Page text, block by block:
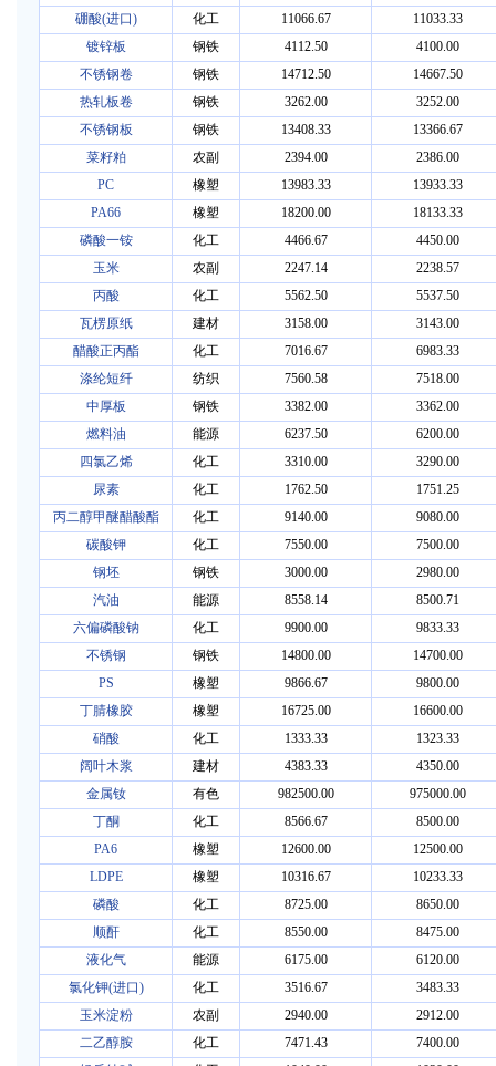
硼酸(进口)
化工 11066.67
11033.33
镀锌板
钢铁 4112.50
4100.00
不锈钢卷
钢铁 14712.50
14667.50
热轧板卷
钢铁 3262.00
3252.00
不锈钢板
钢铁 13408.33
13366.67
菜籽粕
农副 2394.00
2386.00
PC
橡塑 13983.33
13933.33
PA66
橡塑 18200.00
18133.33
磷酸一铵
化工 4466.67
4450.00
玉米
农副 2247.14
2238.57
丙酸
化工 5562.50
5537.50
瓦楞原纸
建材 3158.00
3143.00
醋酸正丙酯
化工 7016.67
6983.33
涤纶短纤
纺织 7560.58
7518.00
中厚板
钢铁 3382.00
3362.00
燃料油
能源 6237.50
6200.00
四氯乙烯
化工 3310.00
3290.00
尿素
化工 1762.50
1751.25
丙二醇甲醚醋酸酯
化工 9140.00
9080.00
碳酸钾
化工 7550.00
7500.00
钢坯
钢铁 3000.00
2980.00
汽油
能源 8558.14
8500.71
六偏磷酸钠
化工 9900.00
9833.33
不锈钢
钢铁 14800.00
14700.00
PS
橡塑 9866.67
9800.00
丁腈橡胶
橡塑 16725.00
16600.00
硝酸
化工 1333.33
1323.33
阔叶木浆
建材 4383.33
4350.00
金属钕
有色 982500.00
975000.00
丁酮
化工 8566.67
8500.00
PA6
橡塑 12600.00
12500.00
LDPE
橡塑 10316.67
10233.33
磷酸
化工 8725.00
8650.00
顺酐
化工 8550.00
8475.00
液化气
能源 6175.00
6120.00
氯化钾(进口)
化工 3516.67
3483.33
玉米淀粉
农副 2940.00
2912.00
二乙醇胺
化工 7471.43
7400.00